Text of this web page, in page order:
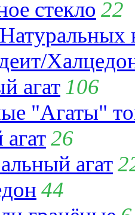
стекло 22
агат 106
"Агаты"
26
агат
44